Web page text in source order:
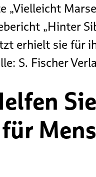
„Vielleicht
„Hinter
erhielt sie für
S. Fischer
für